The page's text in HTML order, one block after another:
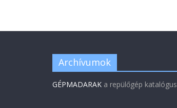
Archívumok
GÉPMADARAK a repülőgép katalógus